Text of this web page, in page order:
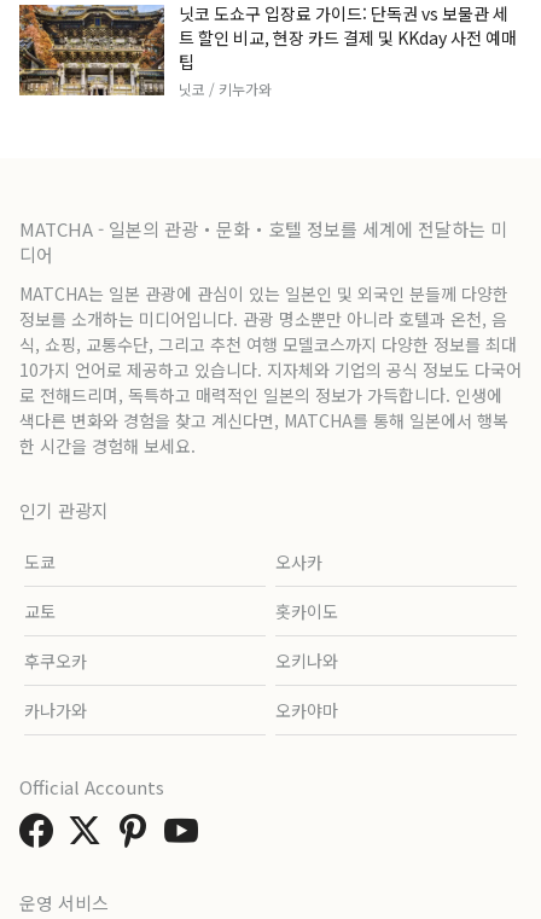
닛코 도쇼구 입장료 가이드: 단독권 vs 보물관 세
트 할인 비교, 현장 카드 결제 및 KKday 사전 예매
팁
닛코 / 키누가와
MATCHA - 일본의 관광・문화・호텔 정보를 세계에 전달하는 미
디어
MATCHA는 일본 관광에 관심이 있는 일본인 및 외국인 분들께 다양한
정보를 소개하는 미디어입니다. 관광 명소뿐만 아니라 호텔과 온천, 음
식, 쇼핑, 교통수단, 그리고 추천 여행 모델코스까지 다양한 정보를 최대
10가지 언어로 제공하고 있습니다. 지자체와 기업의 공식 정보도 다국어
로 전해드리며, 독특하고 매력적인 일본의 정보가 가득합니다. 인생에
색다른 변화와 경험을 찾고 계신다면, MATCHA를 통해 일본에서 행복
한 시간을 경험해 보세요.
인기 관광지
도쿄 오사카
교토 홋카이도
후쿠오카 오키나와
카나가와 오카야마
운영 서비스
Official Accounts